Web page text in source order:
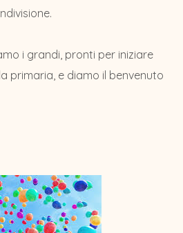
i grandi, pronti per iniziare
primaria, e diamo il benvenuto